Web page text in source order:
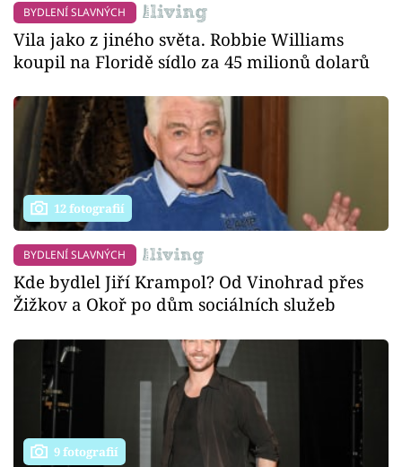
BYDLENÍ SLAVNÝCH
Vila jako z jiného světa. Robbie Williams
koupil na Floridě sídlo za 45 milionů dolarů
12 fotografií
BYDLENÍ SLAVNÝCH
Kde bydlel Jiří Krampol? Od Vinohrad přes
Žižkov a Okoř po dům sociálních služeb
9 fotografií